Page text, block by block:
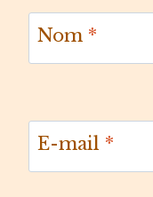
Nom *
E-mail *